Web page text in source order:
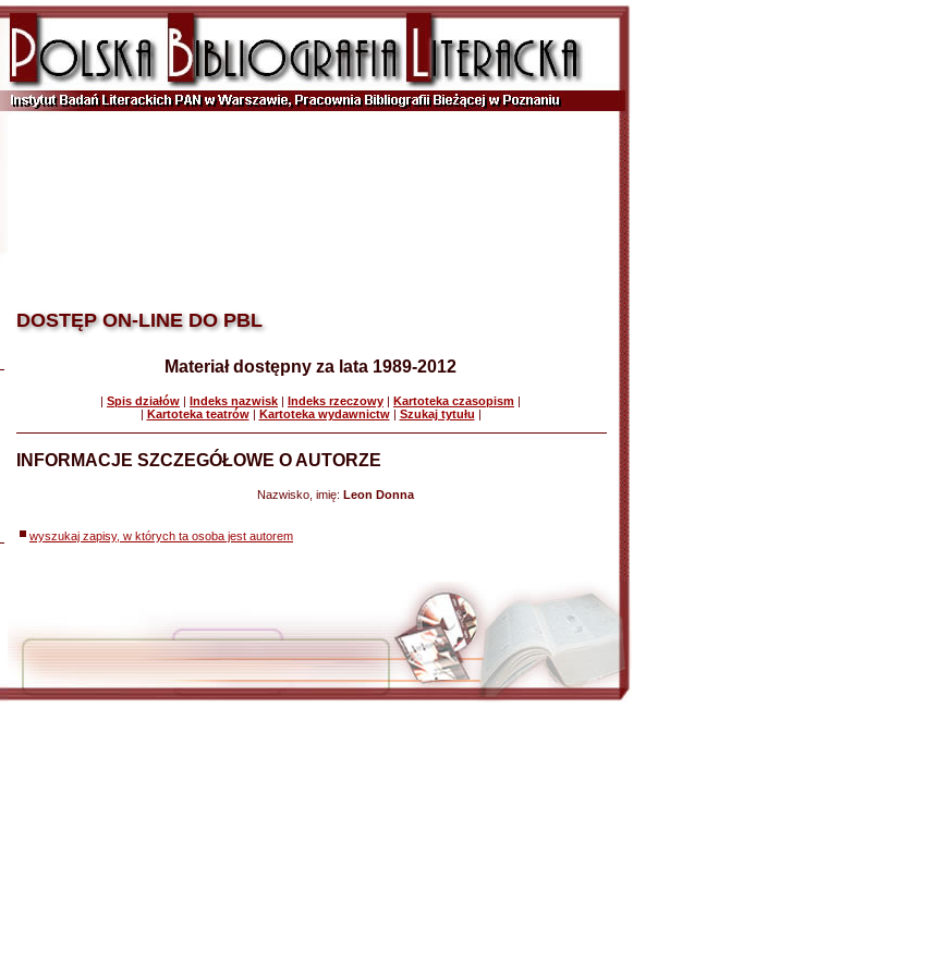
DOSTĘP ON-LINE DO PBL
Materiał dostępny za lata 1989-2012
| Spis działów | Indeks nazwisk | Indeks rzeczowy | Kartoteka czasopism |
| Kartoteka teatrów| Kartoteka wydawnictw| Szukaj tytułu |
INFORMACJE SZCZEGÓŁOWE O AUTORZE
Nazwisko, imię: Leon Donna
wyszukaj zapisy, w których ta osoba jest autorem